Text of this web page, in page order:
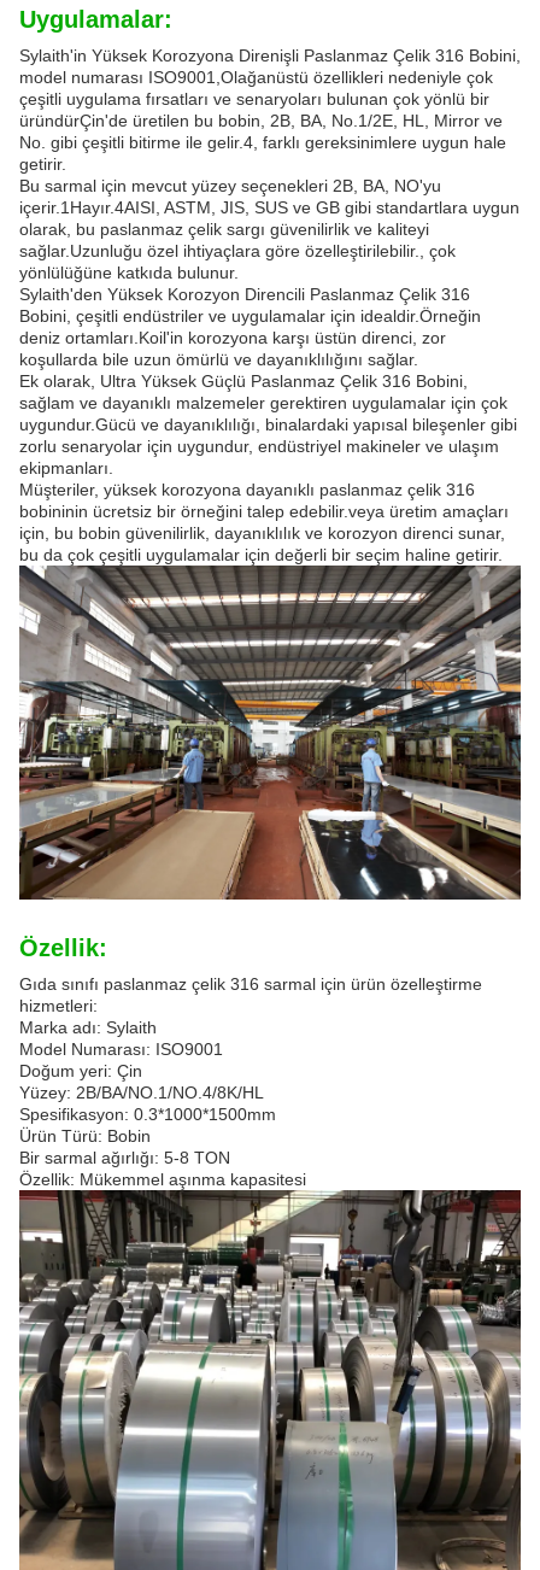
Uygulamalar:
Sylaith'in Yüksek Korozyona Direnişli Paslanmaz Çelik 316 Bobini,
model numarası ISO9001,Olağanüstü özellikleri nedeniyle çok
çeşitli uygulama fırsatları ve senaryoları bulunan çok yönlü bir
üründürÇin'de üretilen bu bobin, 2B, BA, No.1/2E, HL, Mirror ve
No. gibi çeşitli bitirme ile gelir.4, farklı gereksinimlere uygun hale
getirir.
Bu sarmal için mevcut yüzey seçenekleri 2B, BA, NO'yu
içerir.1Hayır.4AISI, ASTM, JIS, SUS ve GB gibi standartlara uygun
olarak, bu paslanmaz çelik sargı güvenilirlik ve kaliteyi
sağlar.Uzunluğu özel ihtiyaçlara göre özelleştirilebilir., çok
yönlülüğüne katkıda bulunur.
Sylaith'den Yüksek Korozyon Direncili Paslanmaz Çelik 316
Bobini, çeşitli endüstriler ve uygulamalar için idealdir.Örneğin
deniz ortamları.Koil'in korozyona karşı üstün direnci, zor
koşullarda bile uzun ömürlü ve dayanıklılığını sağlar.
Ek olarak, Ultra Yüksek Güçlü Paslanmaz Çelik 316 Bobini,
sağlam ve dayanıklı malzemeler gerektiren uygulamalar için çok
uygundur.Gücü ve dayanıklılığı, binalardaki yapısal bileşenler gibi
zorlu senaryolar için uygundur, endüstriyel makineler ve ulaşım
ekipmanları.
Müşteriler, yüksek korozyona dayanıklı paslanmaz çelik 316
bobininin ücretsiz bir örneğini talep edebilir.veya üretim amaçları
için, bu bobin güvenilirlik, dayanıklılık ve korozyon direnci sunar,
bu da çok çeşitli uygulamalar için değerli bir seçim haline getirir.
Özellik:
Gıda sınıfı paslanmaz çelik 316 sarmal için ürün özelleştirme
hizmetleri:
Marka adı: Sylaith
Model Numarası: ISO9001
Doğum yeri: Çin
Yüzey: 2B/BA/NO.1/NO.4/8K/HL
Spesifikasyon: 0.3*1000*1500mm
Ürün Türü: Bobin
Bir sarmal ağırlığı: 5-8 TON
Özellik: Mükemmel aşınma kapasitesi